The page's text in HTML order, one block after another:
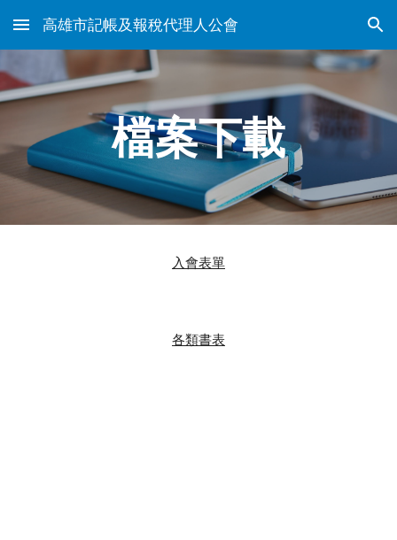
Skip to main content Skip to navigation
高雄市記帳及報稅代理人公會
檔案下載
入會表單
各類書表